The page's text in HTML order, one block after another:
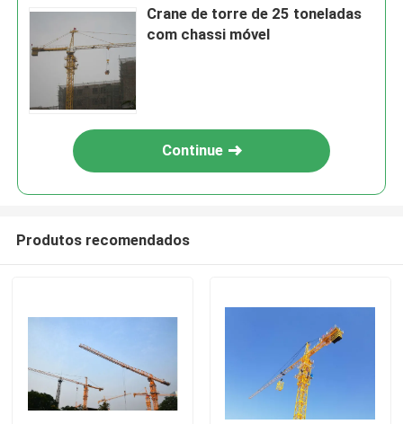
Crane de torre de 25 toneladas
com chassi móvel
Continue
Produtos recomendados